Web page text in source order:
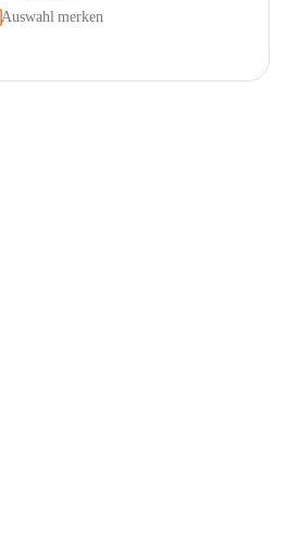
Auswahl merken